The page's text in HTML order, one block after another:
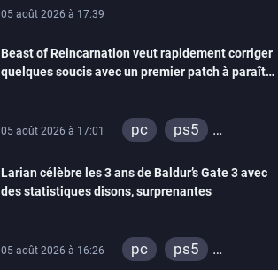
05 août 2026 à 17:39
Beast of Reincarnation veut rapidement corriger
quelques soucis avec un premier patch à paraître
05 août 2026 à 17:01 pc
ps5
Larian célèbre les 3 ans de Baldur’s Gate 3 avec
des statistiques disons, surprenantes
05 août 2026 à 16:26 pc
ps5